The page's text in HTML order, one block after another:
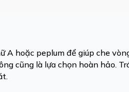
A hoặc peplum để giúp che
cũng là lựa chọn hoàn hảo.